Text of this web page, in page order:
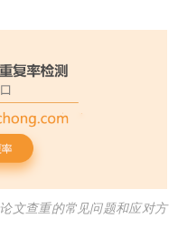
论文查重的常见问题和应对方